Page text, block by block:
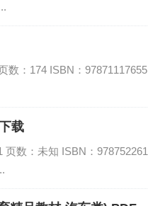
数：174 ISBN：97871117655
载
数：未知 ISBN：978752261